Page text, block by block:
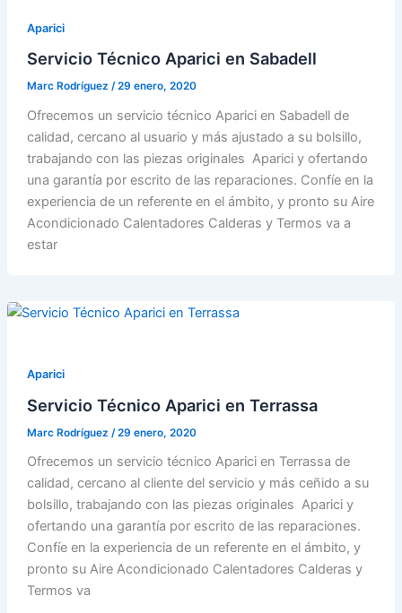
Aparici
Servicio Técnico Aparici en Sabadell
Marc Rodríguez /29 enero, 2020
Ofrecemos un servicio técnico Aparici en Sabadell de
calidad, cercano al usuario y más ajustado a su bolsillo,
trabajando con las piezas originales Aparici y ofertando
una garantía por escrito de las reparaciones. Confíe en la
experiencia de un referente en el ámbito, y pronto su Aire
Acondicionado Calentadores Calderas y Termos va a
estar
Aparici
Servicio Técnico Aparici en Terrassa
Marc Rodríguez /29 enero, 2020
Ofrecemos un servicio técnico Aparici en Terrassa de
calidad, cercano al cliente del servicio y más ceñido a su
bolsillo, trabajando con las piezas originales Aparici y
ofertando una garantía por escrito de las reparaciones.
Confíe en la experiencia de un referente en el ámbito, y
pronto su Aire Acondicionado Calentadores Calderas y
Termos va